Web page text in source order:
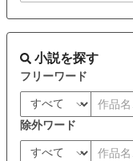
小説を探す
フリーワード
除外ワード